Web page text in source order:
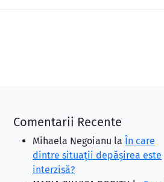
Comentarii Recente
Mihaela Negoianu la În care
dintre situaţii depăşirea este
interzisă?